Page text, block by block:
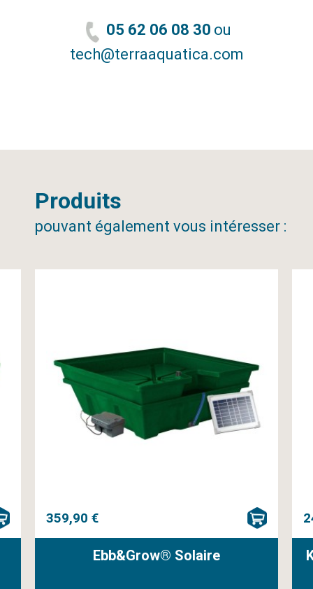
05 62 06 08 30 ou
tech@terraaquatica.com
Produits
pouvant également vous intéresser :
359,90 €
Ebb&Grow® Solaire